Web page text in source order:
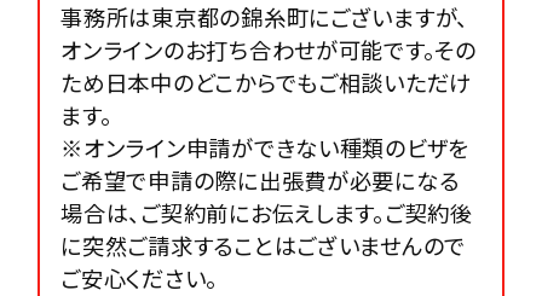
事務所は東京都の錦糸町にございますが、
オンラインのお打ち合わせが可能です。その
ため日本中のどこからでもご相談いただけ
ます。
※オンライン申請ができない種類のビザを
ご希望で申請の際に出張費が必要になる
場合は、ご契約前にお伝えします。ご契約後
に突然ご請求することはございませんので
ご安心ください。